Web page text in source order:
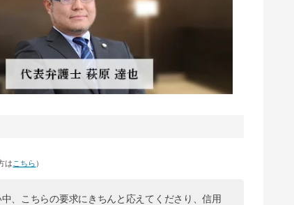
は こちら ）
、こちらの要求にきちんと応えてくださり、信用